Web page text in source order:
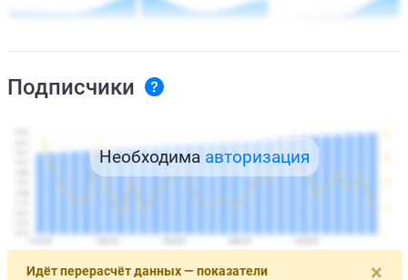
Подписчики
Необходима авторизация
×
Идёт перерасчёт данных — показатели